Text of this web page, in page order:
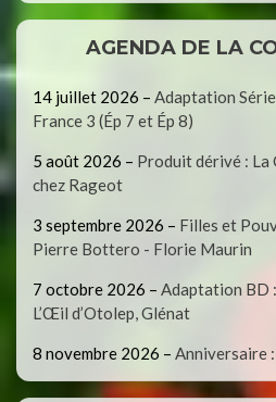
AGENDA DE LA
14 juillet 2026 – Adaptation
France 3 (Ép 7 et Ép 8)
5 août 2026 – Produit dérivé : La
chez Rageot
3 septembre 2026 – Filles et
Pierre Bottero - Florie Maurin
7 octobre 2026 – Adaptation BD
L’Œil d’Otolep, Glénat
8 novembre 2026 – Anniversaire